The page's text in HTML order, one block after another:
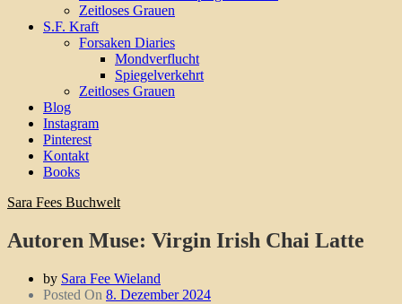
Zeitloses Grauen
S.F. Kraft
Forsaken Diaries
Mondverflucht
Spiegelverkehrt
Zeitloses Grauen
Blog
Instagram
Pinterest
Kontakt
Books
Sara Fees Buchwelt
Blog
Autoren Muse: Virgin Irish Chai Latte
by Sara Fee Wieland
Posted On 8. Dezember 2024